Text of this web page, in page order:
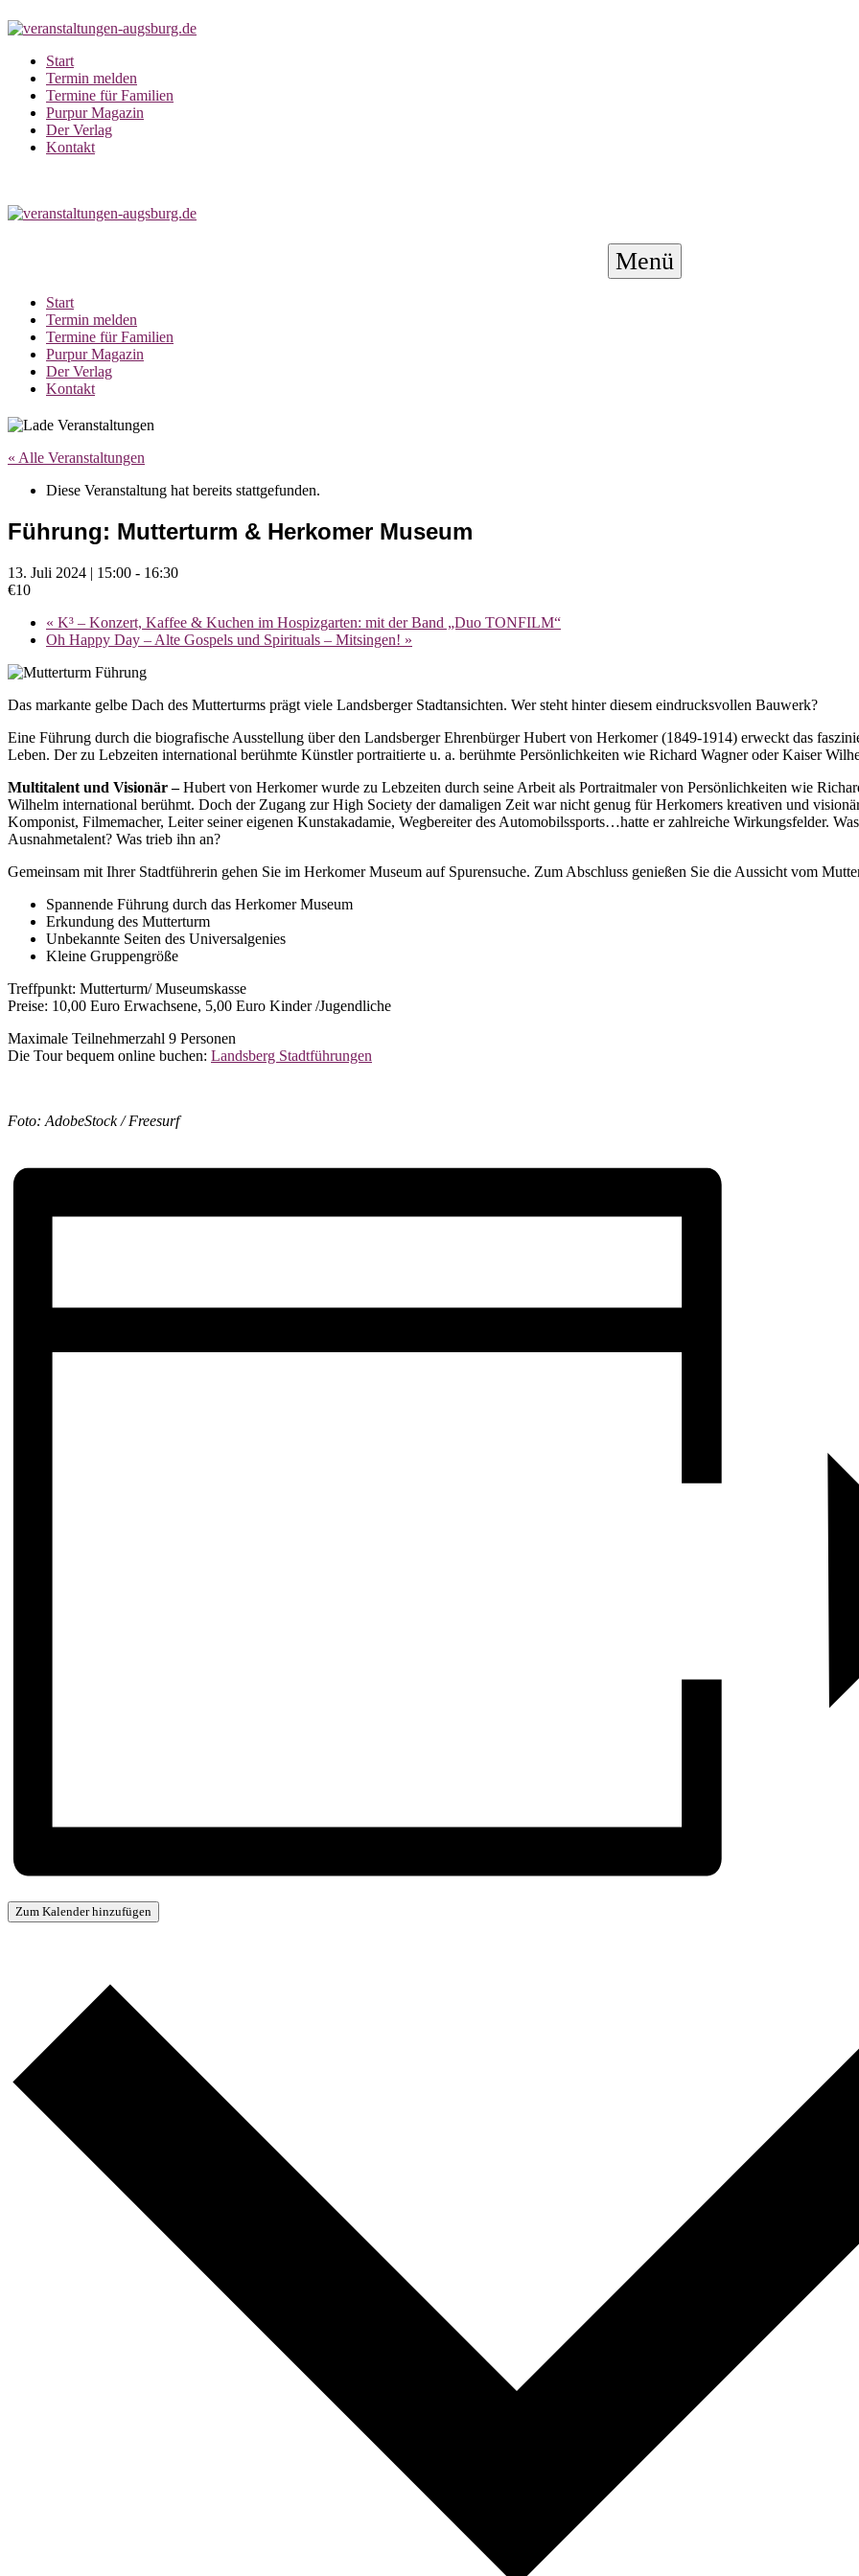
Inhalt
Start
Termin melden
Termine für Familien
Purpur Magazin
Der Verlag
Kontakt
Menü
Start
Termin melden
Termine für Familien
Purpur Magazin
Der Verlag
Kontakt
« Alle Veranstaltungen
Diese Veranstaltung hat bereits stattgefunden.
Führung: Mutterturm & Herkomer Museum
13. Juli 2024 | 15:00 - 16:30
€10
« K³ – Konzert, Kaffee & Kuchen im Hospizgarten: mit der Band „Duo TONFILM“
Oh Happy Day – Alte Gospels und Spirituals – Mitsingen! »
Das markante gelbe Dach des Mutterturms prägt viele Landsberger Stadtansichten. Wer steht hinter diesem eindrucksvollen Bauwerk?
Eine Führung durch die biografische Ausstellung über den Landsberger Ehrenbürger Hubert von Herkomer (1849-1914) erweckt das
Leben. Der zu Lebzeiten international berühmte Künstler portraitierte u. a. berühmte Persönlichkeiten wie Richard Wagner oder Kaiser
Multitalent und Visionär –Hubert von Herkomer wurde zu Lebzeiten durch seine Arbeit als Portraitmaler von Persönlichkeiten wie
Wilhelm international berühmt. Doch der Zugang zur High Society der damaligen Zeit war nicht genug für Herkomers kreativen und
Komponist, Filmemacher, Leiter seiner eigenen Kunstakadamie, Wegbereiter des Automobilssports…hatte er zahlreiche Wirkungsfelder.
Ausnahmetalent? Was trieb ihn an?
Gemeinsam mit Ihrer Stadtführerin gehen Sie im Herkomer Museum auf Spurensuche. Zum Abschluss genießen Sie die Aussicht vom
Spannende Führung durch das Herkomer Museum
Erkundung des Mutterturm
Unbekannte Seiten des Universalgenies
Kleine Gruppengröße
Treffpunkt: Mutterturm/ Museumskasse
Preise: 10,00 Euro Erwachsene, 5,00 Euro Kinder /Jugendliche
Maximale Teilnehmerzahl 9 Personen
Die Tour bequem online buchen: Landsberg Stadtführungen
Foto: AdobeStock / Freesurf
Zum Kalender hinzufügen